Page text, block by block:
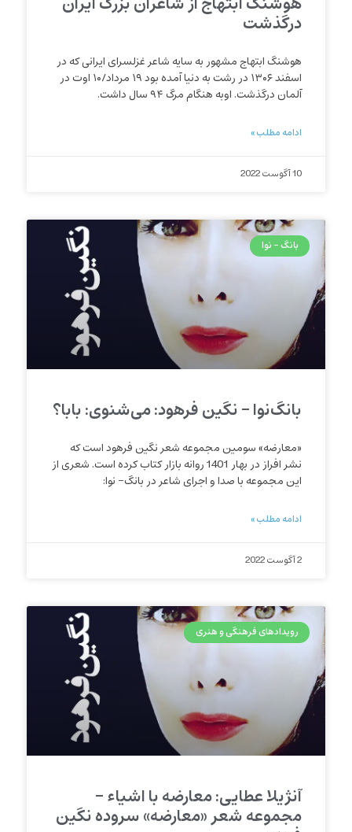
درگذشت
هوشنگ ابتهاج مشهور به سایه شاعر غزلسرای ایرانی که در
اسفند ۱۳۰۶ در رشت به دنیا آمده بود ۱۹ مرداد/۱۰ اوت در
آلمان درگذشت. اوبه هنگام مرگ ۹۴ سال داشت.
ادامه مطلب »
10 آگوست 2022
بانگ - نوا
بانگ‌نوا – نگین فرهود: می‌شنوی: بابا؟
«معارضه» سومین مجموعه شعر نگین فرهود است که
نشر افراز در بهار 1401 روانه بازار کتاب کرده است. شعری از
این مجموعه با صدا و اجرای شاعر در بانگ- نوا:
ادامه مطلب »
2 آگوست 2022
رویدادهای فرهنگی و هنری
آنژیلا عطایی: معارضه با اشیاء –
مجموعه شعر «معارضه» سروده نگین